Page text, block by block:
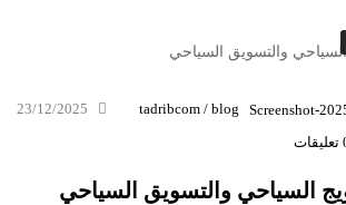
tadribcom / blog
23/12/2025
السياحي والتسويق السياحي